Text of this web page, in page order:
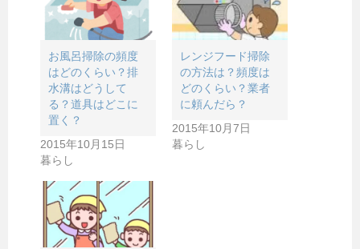
お風呂掃除の頻度
はどのくらい？排
水溝はどうして
る？道具はどこに
置く？
2015年10月15日
暮らし
レンジフード掃除
の方法は？頻度は
どのくらい？業者
に頼んだら？
2015年10月7日
暮らし